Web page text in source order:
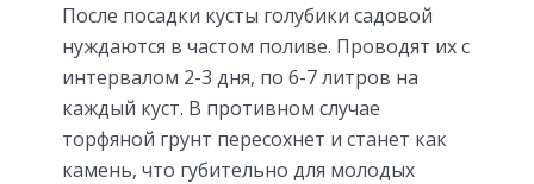
После посадки кусты голубики садовой
нуждаются в частом поливе. Проводят их с
интервалом 2-3 дня, по 6-7 литров на
каждый куст. В противном случае
торфяной грунт пересохнет и станет как
камень, что губительно для молодых